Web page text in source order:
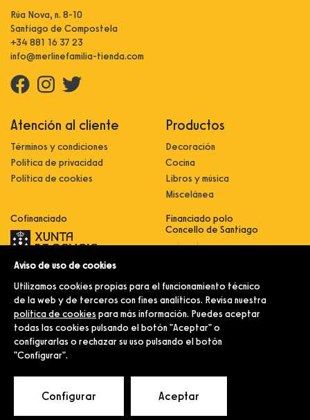
Rúa Nova, n. 8-10
Santiago de Compostela
+34 881 16 37 23
info@merlinefamilia-tienda.com
Atención al cliente
Términos y condiciones
Política de privacidad
Política de cookies
Productos
Decoración
Cocina
Libros y música
Miscelánea
Cofinanciado
Innovación, dixitalización e
comercialización e expansión do
sector comercial e artesanal
Implantación e pulo da estratexia
dixital e modernización do sector
comercial e artesanal (CO300C
2021)
Financiado polo
Concello de Santiago
© Merlín e Familia.
Aviso de uso de cookies
Utilizamos cookies propias para el funcionamiento técnico
de la web y de terceros con fines analíticos. Revisa nuestra
política de cookies para más información. Puedes aceptar
todas las cookies pulsando el botón "Aceptar" o
configurarlas o rechazar su uso pulsando el botón
"Configurar".
Configurar Aceptar